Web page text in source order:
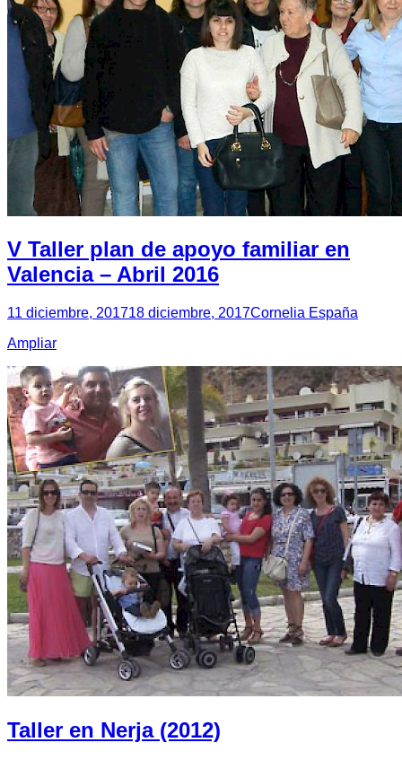
V Taller plan de apoyo familiar en
Valencia – Abril 2016
11 diciembre, 201718 diciembre, 2017Cornelia España
Ampliar
Taller en Nerja (2012)